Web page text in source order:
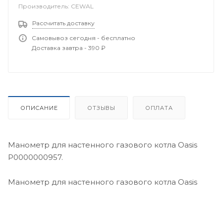
Производитель: CEWAL
Рассчитать доставку
Самовывоз сегодня - бесплатно
Доставка завтра - 390 ₽
ОПИСАНИЕ ОТЗЫВЫ ОПЛАТА
Манометр для настенного газового котла Oasis
Р0000000957.
Манометр для настенного газового котла Oasis